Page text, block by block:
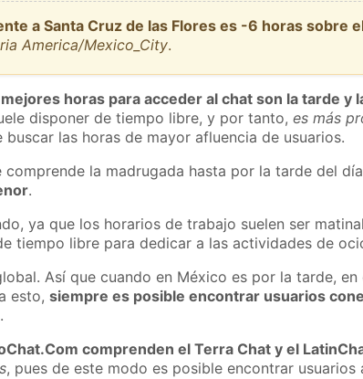
a Santa Cruz de las Flores es -6 horas sobre
America/Mexico_City.
horas para acceder al chat son la tarde y
disponer de tiempo libre, y por tanto,es más
buscar las horas de mayor afluencia de usuarios.
la madrugada hasta por la tarde del
.
ya que los horarios de trabajo suelen ser
tiempo libre para dedicar a las actividades de
Así que cuando en México es por la tarde,
esto,siempre es posible encontrar usuarios
.
comprenden el Terra Chat y el
, pues de este modo es posible encontrar